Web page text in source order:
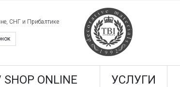
СНГ и Прибалтике
ONLINE УСЛУГИ